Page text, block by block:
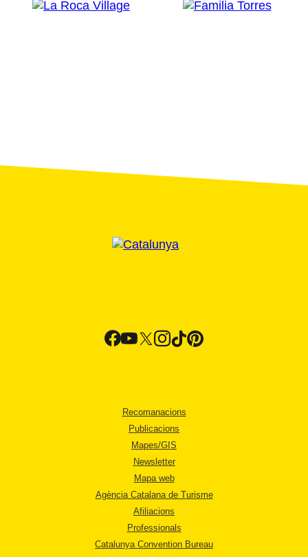
Recomanacions
Publicacions
Mapes/GIS
Newsletter
Mapa web
Agència Catalana de Turisme
Afiliacions
Professionals
Catalunya Convention Bureau